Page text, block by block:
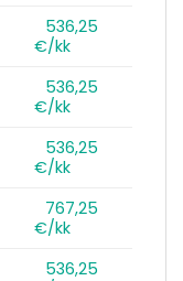
536,25
€/kk
536,25
€/kk
536,25
€/kk
767,25
€/kk
536,25